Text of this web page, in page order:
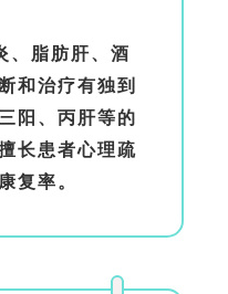
脂肪肝、酒
和治疗有独到
阳、丙肝等的
长患者心理疏
复率。